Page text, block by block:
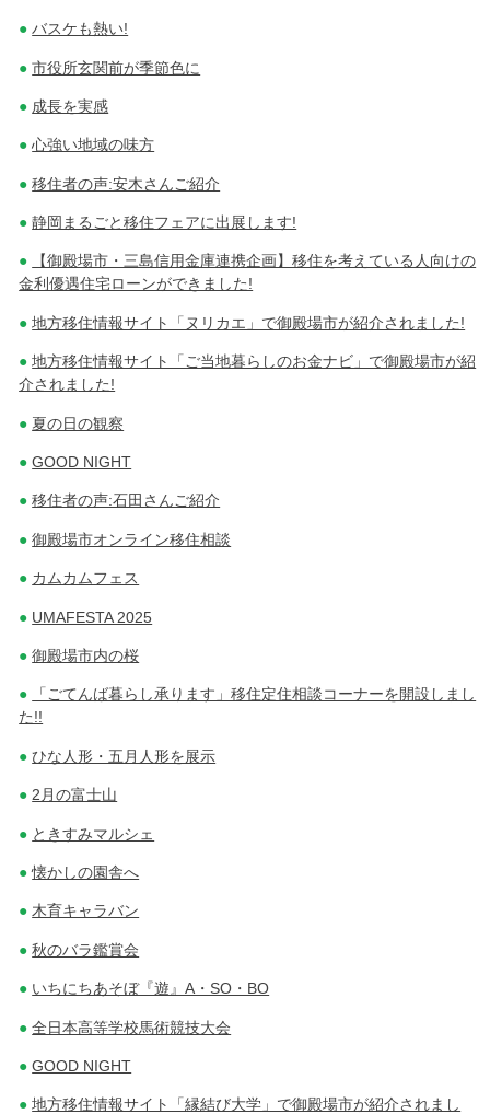
バスケも熱い!
市役所玄関前が季節色に
成長を実感
心強い地域の味方
移住者の声:安木さんご紹介
静岡まるごと移住フェアに出展します!
【御殿場市・三島信用金庫連携企画】移住を考えている人向けの
金利優遇住宅ローンができました!
地方移住情報サイト「ヌリカエ」で御殿場市が紹介されました!
地方移住情報サイト「ご当地暮らしのお金ナビ」で御殿場市が紹
介されました!
夏の日の観察
GOOD NIGHT
移住者の声:石田さんご紹介
御殿場市オンライン移住相談
カムカムフェス
UMAFESTA 2025
御殿場市内の桜
「ごてんば暮らし承ります」移住定住相談コーナーを開設しまし
た!!
ひな人形・五月人形を展示
2月の富士山
ときすみマルシェ
懐かしの園舎へ
木育キャラバン
秋のバラ鑑賞会
いちにちあそぼ『遊』A・SO・BO
全日本高等学校馬術競技大会
GOOD NIGHT
地方移住情報サイト「縁結び大学」で御殿場市が紹介されまし